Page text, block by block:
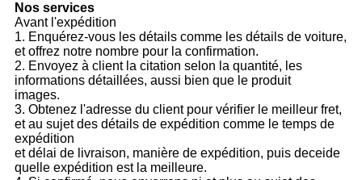
Nos services
Avant l'expédition
1. Enquérez-vous les détails comme les détails de voiture,
et offrez notre nombre pour la confirmation.
2. Envoyez à client la citation selon la quantité, les
informations détaillées, aussi bien que le produit
images.
3. Obtenez l'adresse du client pour vérifier le meilleur fret,
et au sujet des détails de expédition comme le temps de
expédition
et délai de livraison, manière de expédition, puis deceide
quelle expédition est la meilleure.